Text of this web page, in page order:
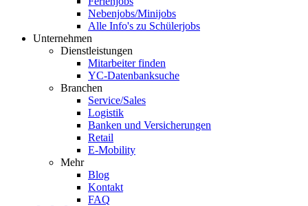
Nebenjobs/Minijobs
Alle Info's zu Schülerjobs
Unternehmen
Dienstleistungen
Mitarbeiter finden
YC-Datenbanksuche
Branchen
Service/Sales
Logistik
Banken und Versicherungen
Retail
E-Mobility
Mehr
Blog
Kontakt
FAQ